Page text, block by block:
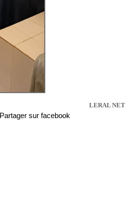
LERAL NET
Partager sur facebook